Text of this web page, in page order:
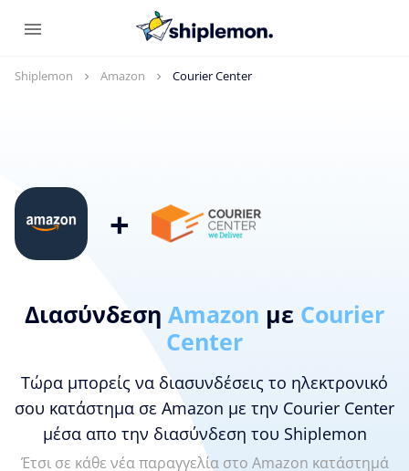
Shiplemon Amazon Courier Center
+
Διασύνδεση Amazon με Courier
Center
Τώρα μπορείς να διασυνδέσεις το ηλεκτρονικό
σου κατάστημα σε Amazon με την Courier Center
μέσα απο την διασύνδεση του Shiplemon
Έτσι σε κάθε νέα παραγγελία στο Amazon κατάστημά